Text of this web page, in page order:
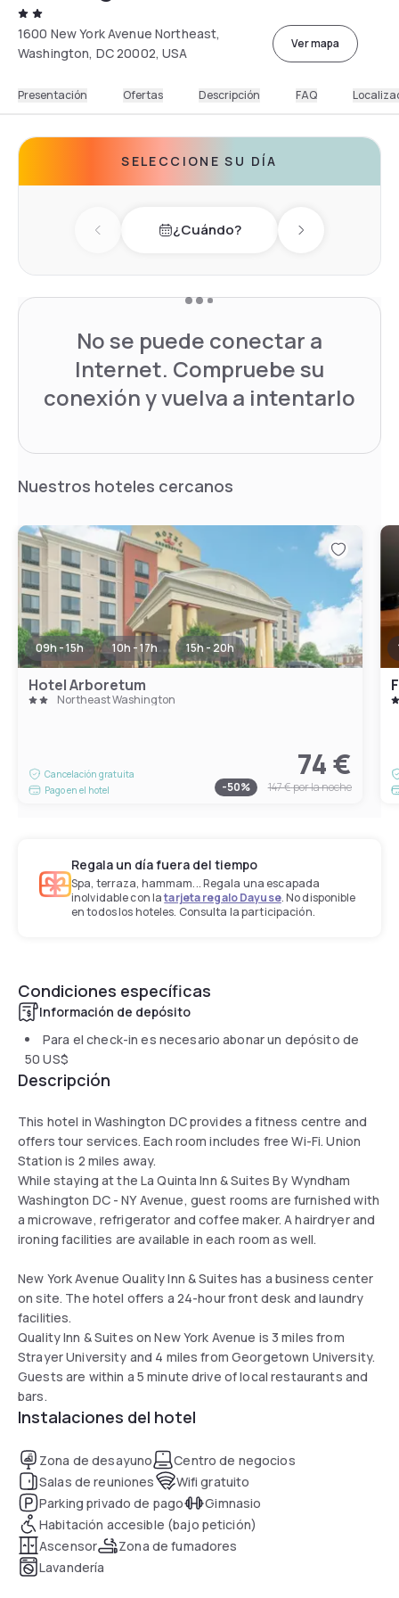
1600 New York Avenue Northeast,
Washington, DC 20002, USA
Ver mapa
Presentación Ofertas Descripción FAQ
SELECCIONE SU DÍA
Previous day¿Cuándo? Next day
No se puede conectar a
Internet. Compruebe su
conexión y vuelva a intentarlo
Nuestros hoteles cercanos
09h - 15h 10h - 17h 15h - 20h
Hotel Arboretum
Northeast Washington
Cancelación gratuita
Pago en el hotel
74 €
-50% 147 €por la noche
Regala un día fuera del tiempo
Spa, terraza, hammam... Regala una escapada
inolvidable con latarjeta regalo Dayuse. No disponible
en todos los hoteles. Consulta la participación.
Condiciones específicas
Información de depósito
Para el check-in es necesario abonar un depósito de
50 US$
Descripción
This hotel in Washington DC provides a fitness centre and
offers tour services. Each room includes free Wi-Fi. Union
Station is 2 miles away.
While staying at the La Quinta Inn & Suites By Wyndham
Washington DC - NY Avenue, guest rooms are furnished with
a microwave, refrigerator and coffee maker. A hairdryer and
ironing facilities are available in each room as well.
New York Avenue Quality Inn & Suites has a business center
on site. The hotel offers a 24-hour front desk and laundry
facilities.
Quality Inn & Suites on New York Avenue is 3 miles from
Strayer University and 4 miles from Georgetown University.
Guests are within a 5 minute drive of local restaurants and
bars.
Instalaciones del hotel
Zona de desayuno
Centro de negocios
Salas de reuniones
Wifi gratuito
Parking privado de pago
Gimnasio
Habitación accesible (bajo petición)
Ascensor
Zona de fumadores
Lavandería